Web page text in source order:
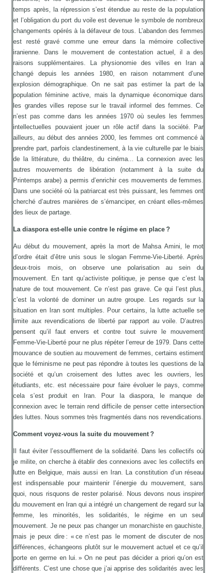
temps après, la répression s’est étendue au reste de la population
et l’obligation du port du voile est devenue le symbole de nombreux
changements opérés à la défaveur de tous. L’abandon des femmes
est resté gravé comme une erreur dans la mémoire collective
iranienne. Dans le mouvement de contestation actuel, il a des
raisons supplémentaires. La physionomie des villes en Iran a
changé depuis les années 1980, en raison notamment d’une
explosion démographique. On ne sait pas estimer la part de la
population féminine active, mais la dynamique économique dans
les grandes villes repose sur le travail informel des femmes. Ce
n’est pas comme dans les années 1970 où seules les femmes
intellectuelles pouvaient jouer un rôle actif dans la société. Par
ailleurs, au début des années 2000, les femmes ont commencé à
prendre part, parfois clandestinement, à la vie culturelle par le biais
de la littérature, du théâtre, du cinéma... La connexion avec les
autres mouvements de libération (notamment à la suite du
Printemps arabe) a permis d’enrichir ces mouvements de femmes.
Dans une société où la patriarcat est très puissant, les femmes ont
cherché d’autres manières de s’émanciper, en créant elles-mêmes
des lieux de partage.
La diaspora est-elle unie contre le régime en place ?
Au début du mouvement, après la mort de Mahsa Amini, le mot
d’ordre était d’être unis sous le slogan Femme-Vie-Liberté. Après
deux-trois mois, on observe une polarisation au sein du
mouvement. En tant qu’activiste politique, je pense que c’est la
nature de tout mouvement. Ce n’est pas grave. Ce qui l’est plus,
c’est la volonté de dominer un autre groupe. Les regards sur la
situation en Iran sont multiples. Pour certains, la lutte actuelle se
limite aux revendications de liberté par rapport au voile. D’autres
pensent qu’il faut envers et contre tout suivre le mouvement
Femme-Vie-Liberté pour ne plus répéter l’erreur de 1979. Dans cette
mouvance de soutien au mouvement de femmes, certains estiment
que le féminisme ne peut pas répondre à toutes les questions de la
société et qu’un croisement des luttes avec les ouvriers, les
étudiants, etc. est nécessaire pour faire évoluer le pays, comme
cela s’est produit en Iran. Pour la diaspora, le manque de
connexion avec le terrain rend difficile de penser cette intersection
des luttes. Nous sommes très fragmentés dans nos revendications.
Comment voyez-vous la suite du mouvement ?
Il faut éviter l’essoufflement de la solidarité. Dans les collectifs où
je milite, on cherche à établir des connexions avec les collectifs en
lutte en Belgique, mais aussi en Iran. La constitution d’un réseau
est indispensable pour maintenir l’énergie du mouvement, sans
quoi, nous risquons de rester polarisé. Nous devons nous inspirer
du mouvement en Iran qui a intégré un changement de regard sur la
femme, les minorités, les solidarités, le régime en un seul
mouvement. Je ne peux pas changer un monarchiste en gauchiste,
mais je peux dire : « ce n’est pas le moment de discuter de nos
différences, échangeons plutôt sur le mouvement actuel et ce qu’il
porte en germe en lui. » On ne peut pas décider a priori qu’on est
différents. C’est une chose que j’ai apprise des solidarités avec les